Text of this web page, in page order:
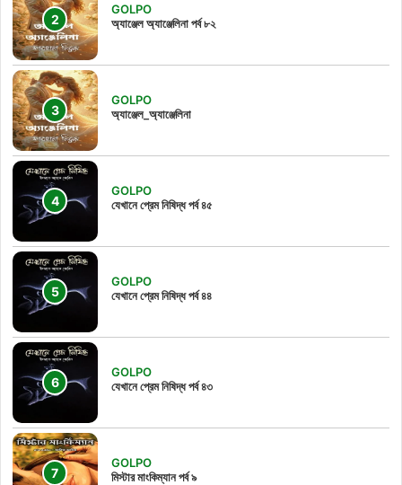
GOLPO
অ্যাঞ্জেল অ্যাঞ্জেলিনা পর্ব ৮২
GOLPO
অ্যাঞ্জেল_অ্যাঞ্জেলিনা
GOLPO
যেখানে প্রেম নিষিদ্ধ পর্ব ৪৫
GOLPO
যেখানে প্রেম নিষিদ্ধ পর্ব ৪৪
GOLPO
যেখানে প্রেম নিষিদ্ধ পর্ব ৪৩
GOLPO
মিস্টার মাংকিম্যান পর্ব ৯